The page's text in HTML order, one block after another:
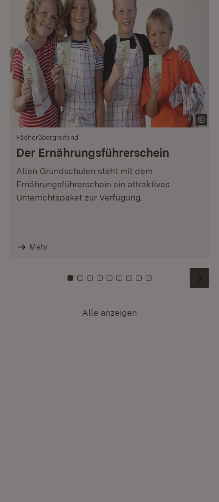
Fächerübergreifend
Der Ernährungsführerschein
Allen Grundschulen steht mit dem
Ernährungsführerschein ein attraktives
Unterrichtspaket zur Verfügung.
Mehr
Zu Kachel: 0
Zu Kachel: 1
Zu Kachel: 2
Zu Kachel: 3
Zu Kachel: 4
Zu Kachel: 5
Zu Kachel: 6
Zu Kachel: 7
Zu Kachel: 8
Alle anzeigen